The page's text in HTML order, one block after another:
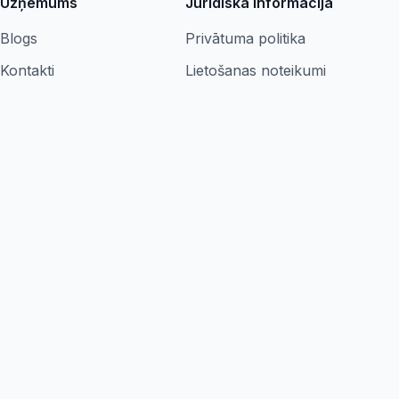
Blogs
Kontakti
Privātuma politika
Lietošanas noteikumi